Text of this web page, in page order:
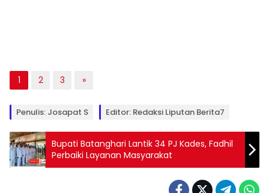
1 2 3 »
Penulis: Josapat S Editor: Redaksi Liputan Berita7
Bupati Batanghari Lantik 34 PJ Kades, Fadhil
Perbaiki Layanan Masyarakat